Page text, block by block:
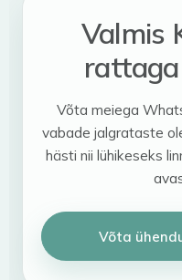
Valmis
Võta meiega
vabade jalgrataste
hästi nii lühikeseks
Võta